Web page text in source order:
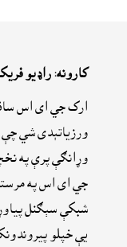
کارونه: راډيو
ارک جي اى اس
ورزياتېدى شي چې
وړانګې پرې په
جي اى اس په
شبکې سېګنل
يې خپلو